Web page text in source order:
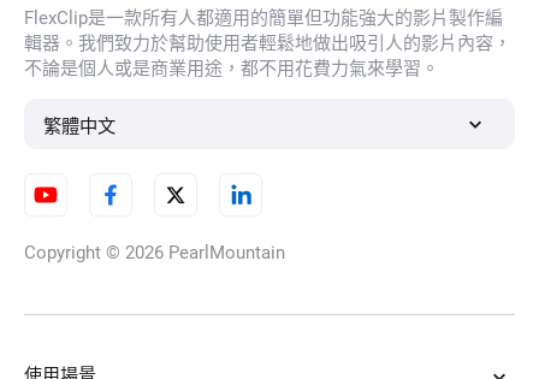
音檔分割器
FlexClip是一款所有人都適用的簡單但功能強大的影片製作編
輯器。我們致力於幫助使用者輕鬆地做出吸引人的影片內容，
不論是個人或是商業用途，都不用花費力氣來學習。
繁體中文
Copyright © 2026 PearlMountain